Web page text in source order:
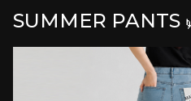
SUMMER PANTS